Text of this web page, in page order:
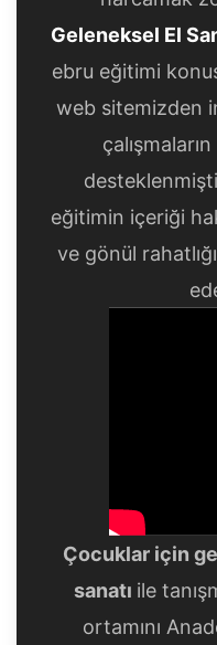
Geleneksel El
ebru eğitimi
web sitemizden
eğitimin içeriği
ve gönül
Çocuklar için
sanatı ile
ortamını